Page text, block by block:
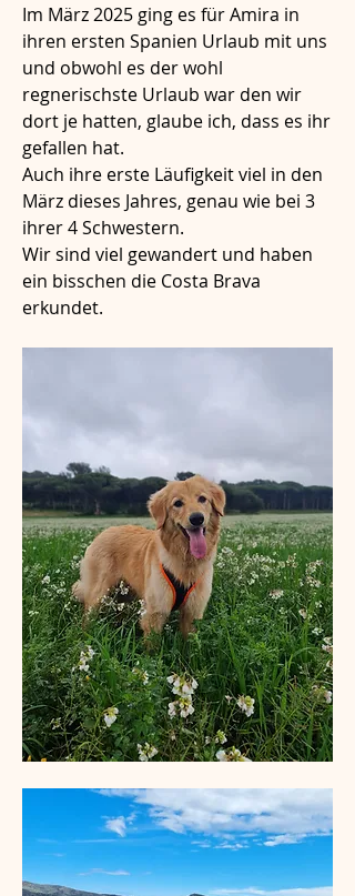
Im März 2025 ging es für Amira in
ihren ersten Spanien Urlaub mit uns
und obwohl es der wohl
regnerischste Urlaub war den wir
dort je hatten, glaube ich, dass es ihr
gefallen hat.
Auch ihre erste Läufigkeit viel in den
März dieses Jahres, genau wie bei 3
ihrer 4 Schwestern.
Wir sind viel gewandert und haben
ein bisschen die Costa Brava
erkundet.